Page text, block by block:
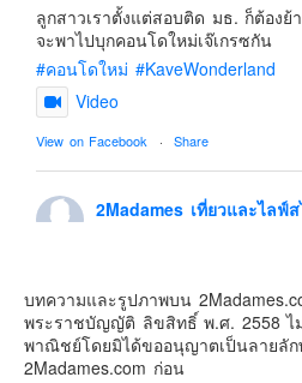
บทความครอบครัว
Beauty Review
รีวิวสายการบิน
Products & Applications
About Us
ลูกสาวเราตั้งแต่สอบติด มธ. ก็ต้อง
จะพาไปบุกคอนโดใหม่เจ๊เกรซกัน
#คอนโดใหม่ #KaveWonderland
Video
View on Facebook · Share
2Madames เที่ยวและไลฟ์
ปล. ขอบคุณเสื้อทีมน่ารักๆจาก
#รักใครให้พาไปดิสนีย์แลนด์
#discoverhongkong
บทความและรูปภาพบน
พระราชบัญญัติ ลิขสิทธิ์ พ.ศ. 2558 ไ
พาณิชย์โดยมิได้ขออนุญาตเป็นลายลั
2Madames.com ก่อน